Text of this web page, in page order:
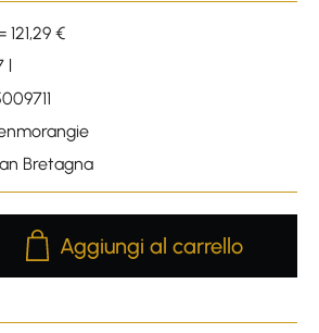
121,29 €
l
Bretagna
Quantity: Enter the
Aggiungi al carrello